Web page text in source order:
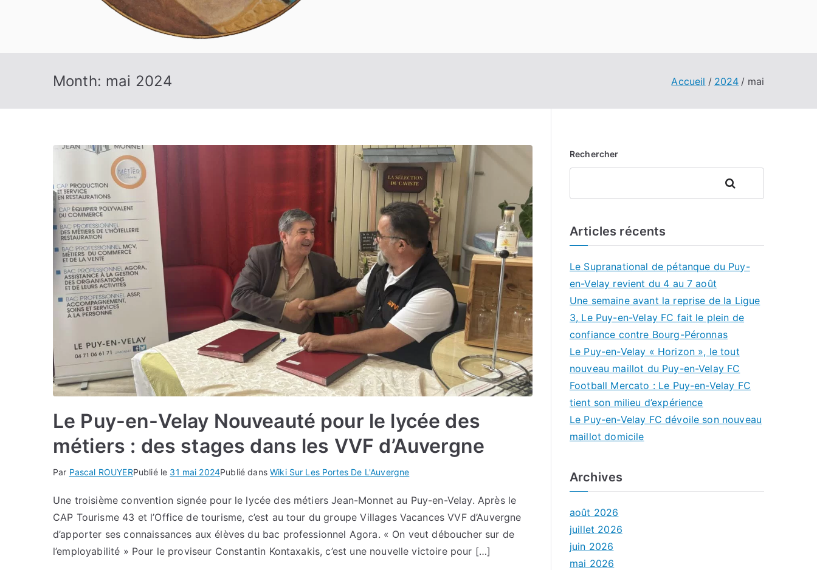
Month: mai 2024 Accueil 2024 mai
Le Puy-en-Velay Nouveauté pour le lycée des
métiers : des stages dans les VVF d’Auvergne
Par Pascal ROUYERPublié le 31 mai 2024Publié dansWiki Sur Les Portes De L'Auvergne
Une troisième convention signée pour le lycée des métiers Jean-Monnet au Puy-en-Velay. Après le
CAP Tourisme 43 et l’Office de tourisme, c’est au tour du groupe Villages Vacances VVF d’Auvergne
d’apporter ses connaissances aux élèves du bac professionnel Agora. « On veut déboucher sur de
l’employabilité » Pour le proviseur Constantin Kontaxakis, c’est une nouvelle victoire pour […]
Rechercher
Rechercher
Articles récents
Le Supranational de pétanque du Puy-
en-Velay revient du 4 au 7 août
Une semaine avant la reprise de la Ligue
3, Le Puy-en-Velay FC fait le plein de
confiance contre Bourg-Péronnas
Le Puy-en-Velay « Horizon », le tout
nouveau maillot du Puy-en-Velay FC
Football Mercato : Le Puy-en-Velay FC
tient son milieu d’expérience
Le Puy-en-Velay FC dévoile son nouveau
maillot domicile
Archives
août 2026
juillet 2026
juin 2026
mai 2026